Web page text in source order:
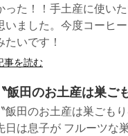
った！！手土産に使い
いました。今度コーヒ
たいです
事を読む
〝飯田のお土産は巣ご
〝飯田のお土産は巣ごも
日は息子が フルーツな